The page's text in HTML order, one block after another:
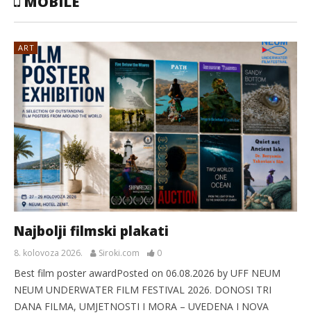
ART
Najbolji filmski plakati
8. kolovoza 2026. Siroki.com 0
Best film poster awardPosted on 06.08.2026 by UFF NEUM
NEUM UNDERWATER FILM FESTIVAL 2026. DONOSI TRI
DANA FILMA, UMJETNOSTI I MORA – UVEDENA I NOVA